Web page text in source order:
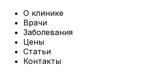
О клинике
Врачи
Заболевания
Цены
Статьи
Контакты